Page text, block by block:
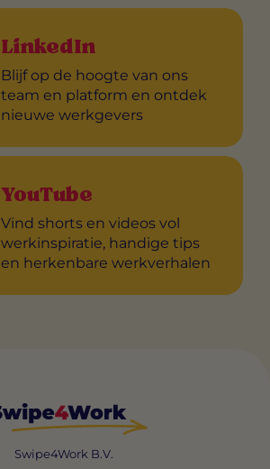
LinkedIn
Blijf op de hoogte van ons
team en platform en ontdek
nieuwe werkgevers
YouTube
Vind shorts en videos vol
werkinspiratie, handige tips
en herkenbare werkverhalen
Swipe4Work B.V.